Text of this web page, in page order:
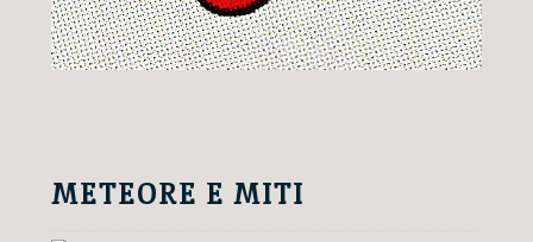
METEORE E MITI